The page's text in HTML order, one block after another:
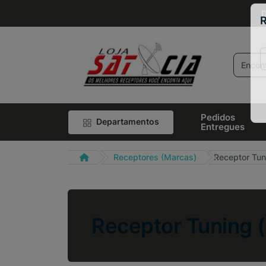
Departamentos
Pedidos
Entregues
Receptores (Marcas) Receptor
Receptor Tuning